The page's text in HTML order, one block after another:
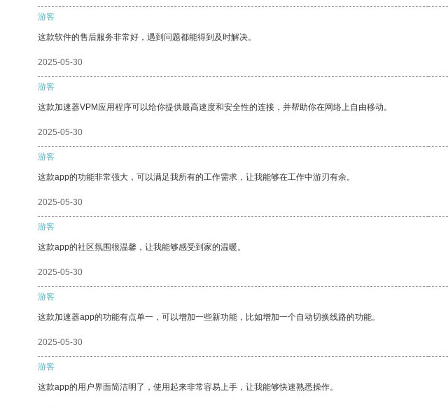
游客
这款软件的售后服务非常好，遇到问题都能得到及时解决。
2025-05-30
游客
这款加速器VPM应用程序可以给你提供最高速度和安全性的连接，并帮助你在网络上自由移动。
2025-05-30
游客
这款app的功能非常强大，可以满足我所有的工作需求，让我能够在工作中游刃有余。
2025-05-30
游客
这款app的社区氛围很温馨，让我能够感受到家的温暖。
2025-05-30
游客
这款加速器app的功能有点单一，可以增加一些新功能，比如增加一个自动切换线路的功能。
2025-05-30
游客
这款app的用户界面简洁明了，使用起来非常容易上手，让我能够快速熟悉操作。